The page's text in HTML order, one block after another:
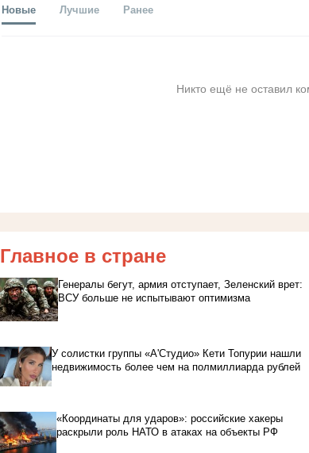
Новые Лучшие Ранее
Никто ещё не оставил
Главное в стране
Генералы бегут, армия отступает, Зеленский врет:
ВСУ больше не испытывают оптимизма
У солистки группы «А'Студио» Кети Топурии нашли
недвижимость более чем на полмиллиарда рублей
«Координаты для ударов»: российские хакеры
раскрыли роль НАТО в атаках на объекты РФ